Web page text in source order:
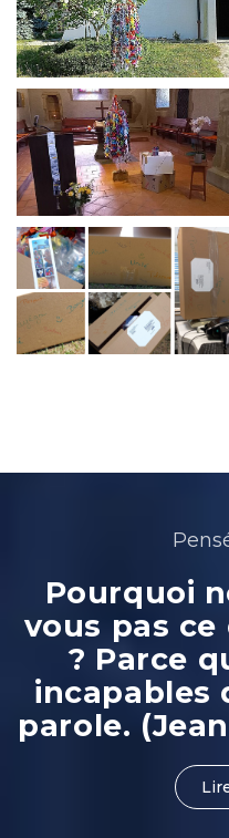
Pourquoi
vous pas
? Parce
incapables
parole.